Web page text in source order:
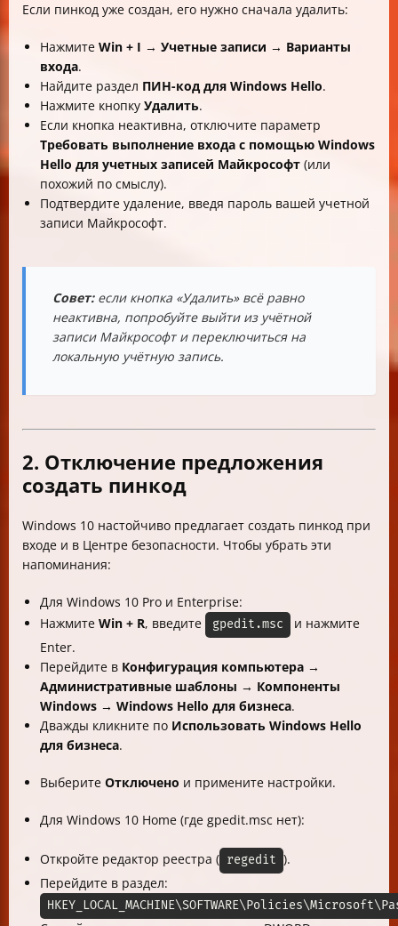
Если пинкод уже создан, его нужно сначала удалить:
Нажмите Win + I → Учетные записи → Варианты
входа.
Найдите раздел ПИН-код для Windows Hello.
Нажмите кнопку Удалить.
Если кнопка неактивна, отключите параметр
Требовать выполнение входа с помощью Windows
Hello для учетных записей Майкрософт (или
похожий по смыслу).
Подтвердите удаление, введя пароль вашей учетной
записи Майкрософт.
Совет:если кнопка «Удалить» всё равно
неактивна, попробуйте выйти из учётной
записи Майкрософт и переключиться на
локальную учётную запись.
2. Отключение предложения
создать пинкод
Windows 10 настойчиво предлагает создать пинкод при
входе и в Центре безопасности. Чтобы убрать эти
напоминания:
Для Windows 10 Pro и Enterprise:
Нажмите Win + R, введите gpedit.msc
и нажмите
Enter.
Перейдите в Конфигурация компьютера →
Административные шаблоны → Компоненты
Windows → Windows Hello для бизнеса.
Дважды кликните по Использовать Windows Hello
для бизнеса.
Выберите Отключено и примените настройки.
Для Windows 10 Home (где gpedit.msc нет):
Откройте редактор реестра ( regedit ).
Перейдите в раздел: